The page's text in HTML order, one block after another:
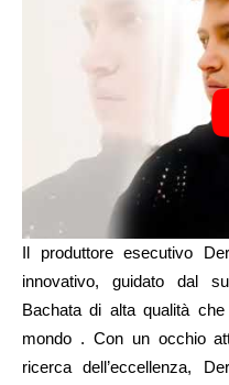
Il produttore esecutivo
innovativo, guidato dal
Bachata di alta qualità
mondo . Con un occhio
ricerca dell’eccellenza,